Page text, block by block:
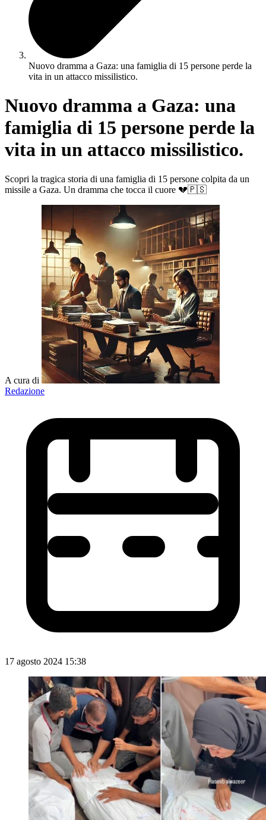
Nuovo dramma a Gaza: una famiglia di 15 persone perde la
vita in un attacco missilistico.
Nuovo dramma a Gaza: una
famiglia di 15 persone perde la
vita in un attacco missilistico.
Scopri la tragica storia di una famiglia di 15 persone colpita da un
missile a Gaza. Un dramma che tocca il cuore 💔🇵🇸
A cura di
Redazione
17 agosto 2024 15:38